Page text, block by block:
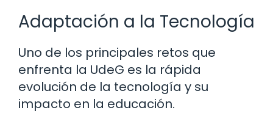
Adaptación a la Tecnología
Uno de los principales retos que
enfrenta la UdeG es la rápida
evolución de la tecnología y su
impacto en la educación.